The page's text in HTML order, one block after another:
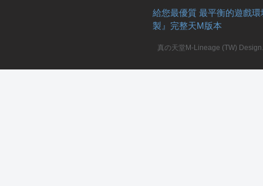
給您最優質 最平衡的遊戲
製』完整天M版本
真の天堂M-Lineage (TW)